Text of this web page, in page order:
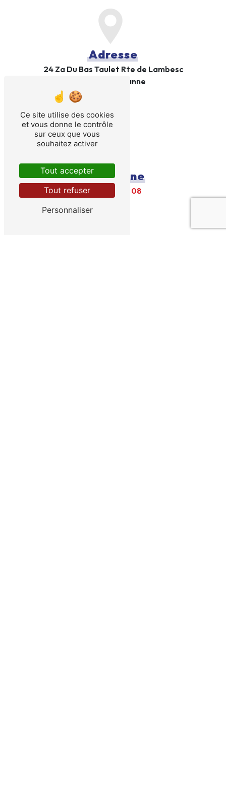
Adresse
24 Za Du Bas Taulet Rte de Lambesc
13330 Pélissanne
Téléphone
04 42 56 98 08
Ce site utilise des cookies
et vous donne le contrôle
sur ceux que vous
souhaitez activer
Tout accepter
Tout refuser
Personnaliser